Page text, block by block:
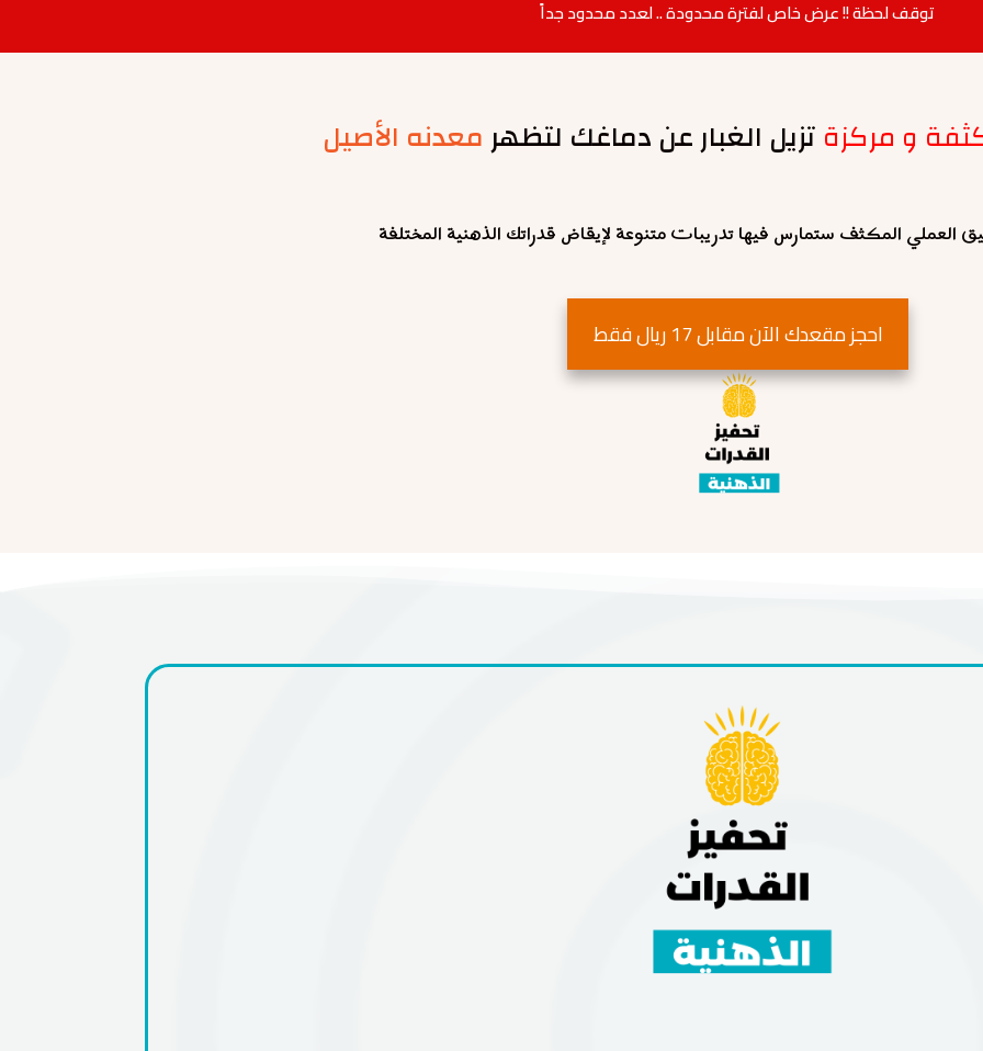
توقف لحظة !! عرض خاص لفترة محدودة .. لعدد محدود جداً
و مركزةتزيل الغبار عن دماغك لتظهرمعدنه الأصيل
العملي المكثف ستمارس فيها تدريبات متنوعة لإيقاض قدراتك الذهنية المختلفة
احجز مقعدك الآن مقابل 17 ريال فقط